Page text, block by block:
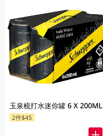
玉泉梳打水迷你罐 6 X 200ML
2件$45